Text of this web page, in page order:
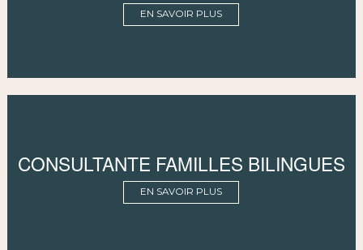
EN SAVOIR PLUS
CONSULTANTE FAMILLES BILINGUES
EN SAVOIR PLUS